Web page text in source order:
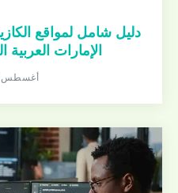
دليل شامل لمواقع
الإمارات العربية
أغسطس 5, 2026